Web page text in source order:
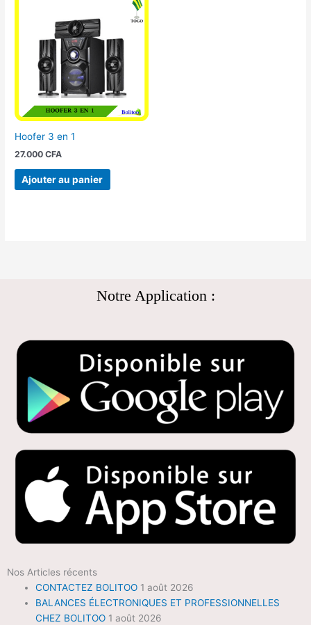
Hoofer 3 en 1
27.000CFA
Ajouter au panier
Notre Application :
Nos Articles récents
CONTACTEZ BOLITOO 1 août 2026
BALANCES ÉLECTRONIQUES ET PROFESSIONNELLES
CHEZ BOLITOO 1 août 2026